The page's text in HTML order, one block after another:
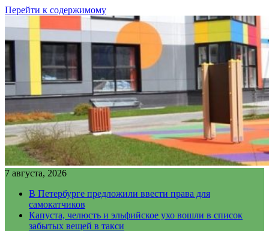
Перейти к содержимому
7 августа, 2026
В Петербурге предложили ввести права для
самокатчиков
Капуста, челюсть и эльфийское ухо вошли в список
забытых вещей в такси